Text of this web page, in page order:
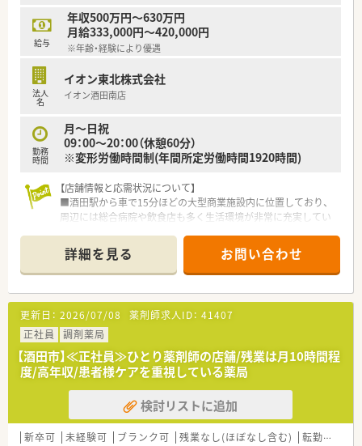
給与
年収500万円～630万円
月給333,000円～420,000円
※年齢・経験により優遇
法人
名
イオン東北株式会社
イオン酒田南店
勤務
時間
月～日祝
09：00～20：00（休憩60分）
※変形労働時間制(年間所定労働時間1920時間)
【店舗情報と応需状況について】
■酒田駅から車で15分ほどの大型商業施設内に位置しており、
周辺には総合病院や飲食店も多く生活環境が非常に充実してい
■処方箋は近隣の医療機関を含む面応需がメインとなっており、
月間約700枚の処方箋を丁寧かつ迅速に受け付けている店舗で
す。
■1日あたりの応需枚数は20枚から30枚程度とゆとりがあり、患
者様一人ひとりと向き合いながらじっくり丁寧な対応が可能で
す。
【法人特徴について】
■国内最大級の小売業グループに属する安定企業であり、ショッ
ピングモールを地域医療の拠点とする独自の事業を展開してい
ます。
■衣食住の「住」を支えるヘルス＆ビューティーケア事業を重要
視し、地域のニーズを先取りするステーションを目指していま
す。
詳細を見る お問い合わせ
更新日： 2026/07/08 薬剤師求人ID： 41407
正社員
調剤薬局
【酒田市】≪正社員≫ひとり薬剤師の店舗/残業は月10時間程
度/高年収/患者様ケアを重視している薬局
検討リストに追加
新卒可 未経験可 ブランク可 残業なし(ほぼなし含む) 転勤なし